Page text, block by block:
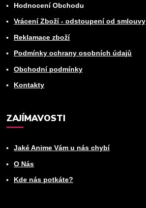
Hodnocení Obchodu
Vrácení Zboží - odstoupení od smlouvy
Reklamace zboží
Podmínky ochrany osobních údajů
Obchodní podmínky
Kontakty
ZAJÍMAVOSTI
Jaké Anime Vám u nás chybí
O Nás
Kde nás potkáte?